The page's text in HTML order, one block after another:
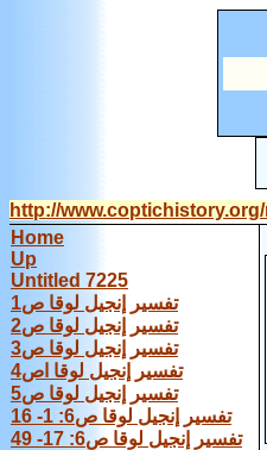
http://
Home
Up
Untitled 7225
تفسير إنجيل لوقا ص1
تفسير إنجيل لوقا ص2
تفسير إنجيل لوقا ص3
تفسير إنجيل لوقا اص4
تفسير إنجيل لوقا ص5
تفسير إنجيل لوقا ص6: 1- 16
تفسير إنجيل لوقا ص6: 17- 49